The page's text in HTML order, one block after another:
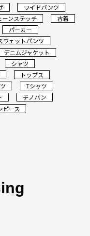
ワイドパンツ
ーンステッチ
古着
パーカー
ウェットパンツ
デニムジャケット
シャツ
トップス
Tシャツ
チノパン
ピース